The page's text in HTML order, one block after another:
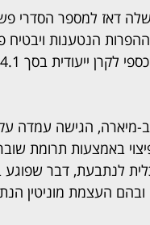
דאז למספר הסדרי
הנטענות ויבטיח
הגישה עמדה
באמצעות תרומת
לנתבעת, דבר
העצמת מוניטין